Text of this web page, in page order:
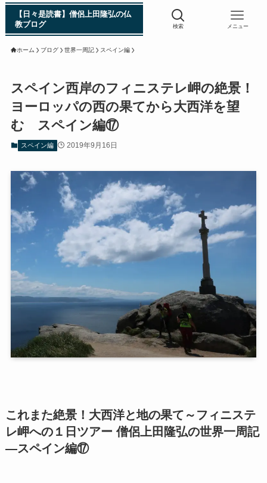
浄土真宗入門 親鸞伝
シン日本仏教史
インド・スリランカ編
仏教入門・現地写真から見るブッダの生涯
インド・スリランカ仏跡紀行
第一次インド遠征～ガンジス川の聖地を訪ねて
第二次インド遠征～インド中南部の遺跡を訪ねて
仏教聖地スリランカ紀行
第三次インド遠征～ブッダゆかりの地を巡る旅
仏教コラム・法話
【日々是読書】僧侶上田隆弘の仏
教ブログ
検索 メニュー
ホーム ブログ 世界一周記 スペイン編
スペイン西岸のフィニステレ岬の絶景！
ヨーロッパの西の果てから大西洋を望
む スペイン編⑰
スペイン編 2019年9月16日
これまた絶景！大西洋と地の果て～フィニステ
レ岬への１日ツアー 僧侶上田隆弘の世界一周記
―スペイン編⑰